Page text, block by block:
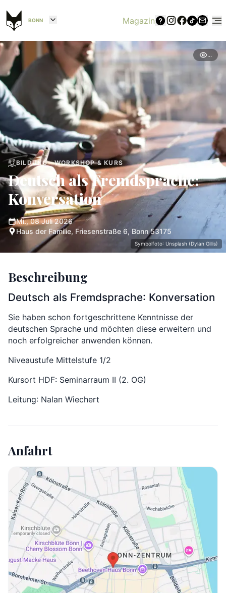
BONN Magazin
Symbolfoto: Unsplash (Dylan Gillis)
...
BILDUNG · WORKSHOP & KURS
Deutsch als Fremdsprache:
Konversation
Mi., 08 Juli 2026
Haus der Familie, Friesenstraße 6, Bonn 53175
Beschreibung
Deutsch als Fremdsprache: Konversation
Sie haben schon fortgeschrittene Kenntnisse der
deutschen Sprache und möchten diese erweitern und
noch erfolgreicher anwenden können.
Niveaustufe Mittelstufe 1/2
Kursort HDF: Seminarraum II (2. OG)
Leitung: Nalan Wiechert
Anfahrt